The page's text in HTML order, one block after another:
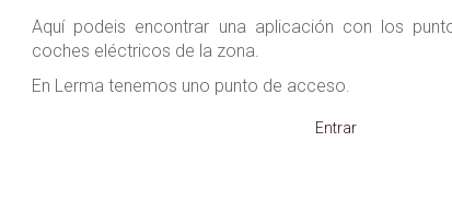
Aquí podeis encontrar una aplicación con los
coches eléctricos de la zona.
En Lerma tenemos uno punto de acceso.
Entrar